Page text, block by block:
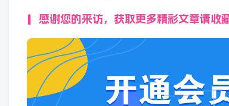
感谢您的来访，获取更多精彩文章请收